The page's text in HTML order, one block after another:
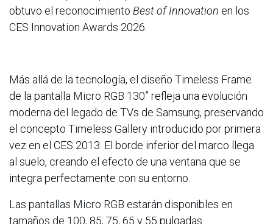
obtuvo el reconocimiento Best of Innovation en los
CES Innovation Awards 2026.
Más allá de la tecnología, el diseño Timeless Frame
de la pantalla Micro RGB 130” refleja una evolución
moderna del legado de TVs de Samsung, preservando
el concepto Timeless Gallery introducido por primera
vez en el CES 2013. El borde inferior del marco llega
al suelo, creando el efecto de una ventana que se
integra perfectamente con su entorno.
Las pantallas Micro RGB estarán disponibles en
tamaños de 100, 85, 75, 65 y 55 pulgadas.